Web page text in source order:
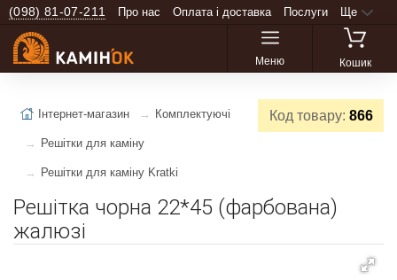
(098) 81-07-211 Про нас Оплата і доставка Послуги Ще
Меню Кошик
Код товару: 866
Інтернет-магазин Комплектуючі
Решітки для каміну
Решітки для каміну Kratki
Решітка чорна 22*45 (фарбована)
жалюзі